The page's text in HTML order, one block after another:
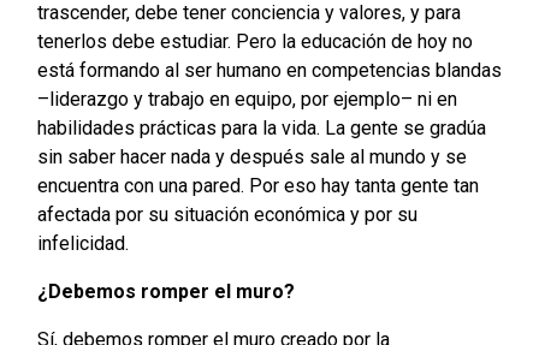
trascender, debe tener conciencia y valores, y para
tenerlos debe estudiar. Pero la educación de hoy no
está formando al ser humano en competencias blandas
–liderazgo y trabajo en equipo, por ejemplo– ni en
habilidades prácticas para la vida. La gente se gradúa
sin saber hacer nada y después sale al mundo y se
encuentra con una pared. Por eso hay tanta gente tan
afectada por su situación económica y por su
infelicidad.
¿Debemos romper el muro?
Sí, debemos romper el muro creado por la